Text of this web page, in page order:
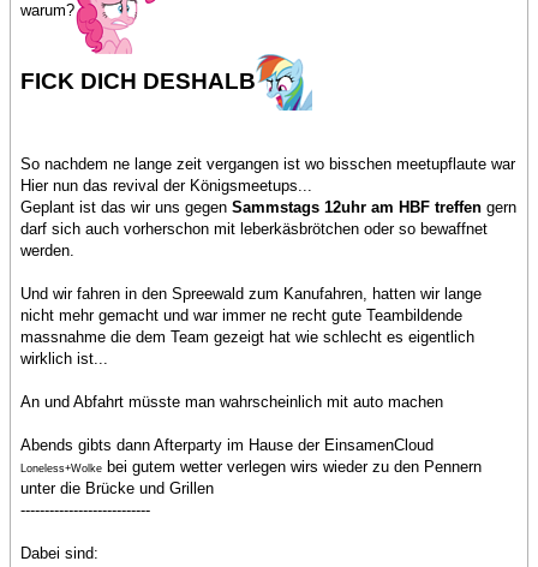
warum?
FICK DICH DESHALB
So nachdem ne lange zeit vergangen ist wo bisschen meetupflaute war
Hier nun das revival der Königsmeetups...
Geplant ist das wir uns gegen Sammstags 12uhr am HBF treffen gern
darf sich auch vorherschon mit leberkäsbrötchen oder so bewaffnet
werden.
Und wir fahren in den Spreewald zum Kanufahren, hatten wir lange
nicht mehr gemacht und war immer ne recht gute Teambildende
massnahme die dem Team gezeigt hat wie schlecht es eigentlich
wirklich ist...
An und Abfahrt müsste man wahrscheinlich mit auto machen
Abends gibts dann Afterparty im Hause der EinsamenCloud
Loneless+Wolke bei gutem wetter verlegen wirs wieder zu den Pennern
unter die Brücke und Grillen
---------------------------
Dabei sind: